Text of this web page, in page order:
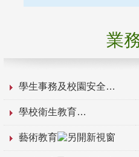
業
學生事務及校園安全
學校衛生教育
藝術教育